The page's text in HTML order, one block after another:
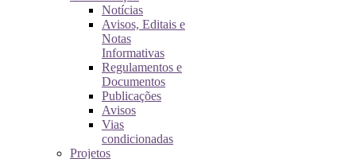
Notícias
Avisos, Editais e
Notas
Informativas
Regulamentos e
Documentos
Publicações
Avisos
Vias
condicionadas
Projetos